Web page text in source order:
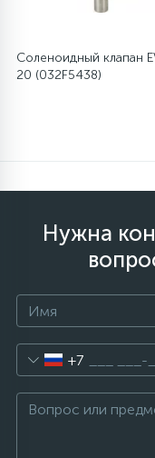
Электронные
Соленоидный клапан
20 (032F5438)
Нужна
+7